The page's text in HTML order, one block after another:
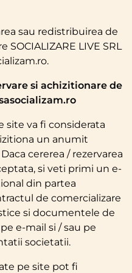
sau redistribuirea de
LIVE SRL
si achizitionare de
site va fi considerata
un anumit
cererea / rezervarea
si veti primi un e-
din partea
de comercializare
si documentele de
e-mail si / sau pe
societatii.
pe site pot fi